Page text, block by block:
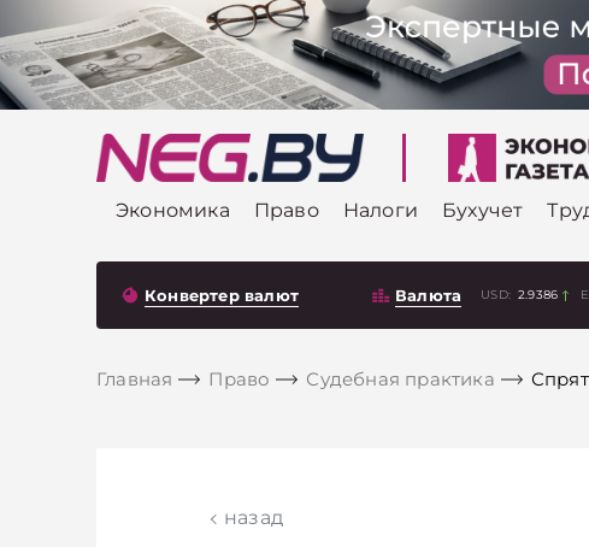
Экономика Право Налоги Бухучет
Конвертер валют Валюта USD: 2.9386
Главная Право Судебная практика
назад